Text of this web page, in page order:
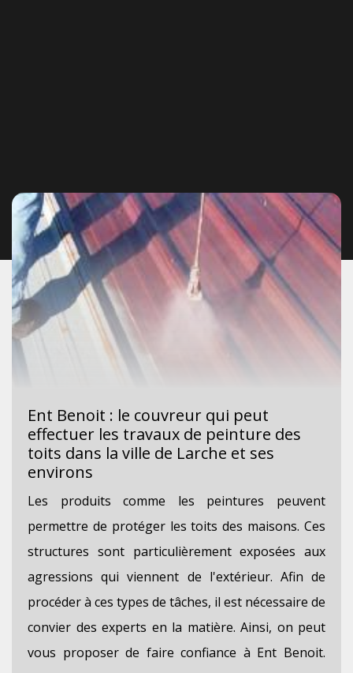
Ent Benoit : le couvreur qui peut
effectuer les travaux de peinture des
toits dans la ville de Larche et ses
environs
Les produits comme les peintures peuvent
permettre de protéger les toits des maisons. Ces
structures sont particulièrement exposées aux
agressions qui viennent de l'extérieur. Afin de
procéder à ces types de tâches, il est nécessaire de
convier des experts en la matière. Ainsi, on peut
vous proposer de faire confiance à Ent Benoit.